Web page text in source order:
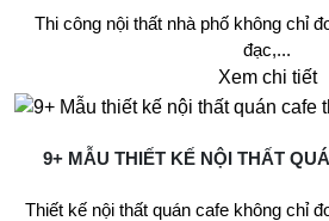
Thi công nội thất nhà phố không chỉ
đạc,...
Xem chi tiết
9+ MẪU THIẾT KẾ NỘI THẤT
Thiết kế nội thất quán cafe không chỉ